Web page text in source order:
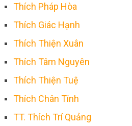
Thích Pháp Hòa
Thích Giác Hạnh
Thích Thiện Xuân
Thích Tâm Nguyên
Thích Thiện Tuệ
Thích Chân Tính
TT. Thích Trí Quảng